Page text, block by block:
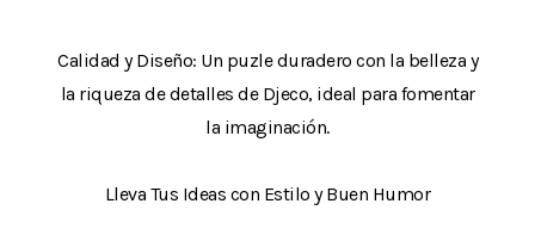
Calidad y Diseño: Un puzle duradero con la belleza y
la riqueza de detalles de Djeco, ideal para fomentar
la imaginación.
Lleva Tus Ideas con Estilo y Buen Humor